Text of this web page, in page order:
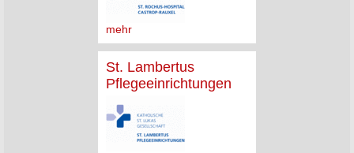
mehr
St. Lambertus
Pflegeeinrichtungen